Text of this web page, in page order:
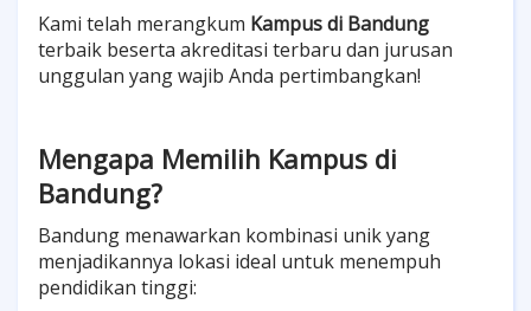
Kami telah merangkum Kampus di Bandung
terbaik beserta akreditasi terbaru dan jurusan
unggulan yang wajib Anda pertimbangkan!
Mengapa Memilih Kampus di
Bandung?
Bandung menawarkan kombinasi unik yang
menjadikannya lokasi ideal untuk menempuh
pendidikan tinggi: